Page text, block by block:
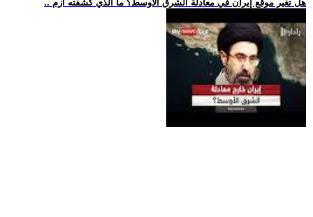
.. هل تغير موقع إيران في معادلة الشرق الأوسط؟ ما الذي كشفته أزم